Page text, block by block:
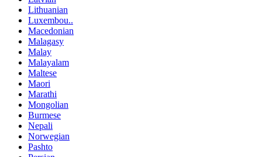
Lithuanian
Luxembou..
Macedonian
Malagasy
Malay
Malayalam
Maltese
Maori
Marathi
Mongolian
Burmese
Nepali
Norwegian
Pashto